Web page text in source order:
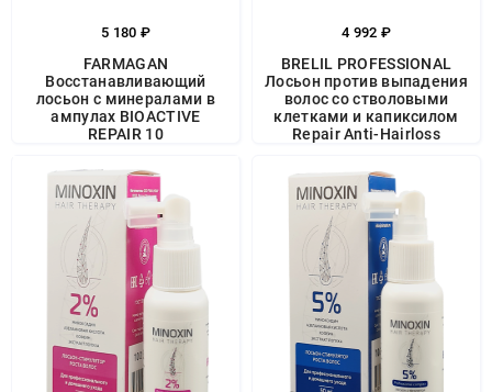
5 180 ₽
FARMAGAN
Восстанавливающий
лосьон с минералами в
ампулах BIOACTIVE
REPAIR 10
4 992 ₽
BRELIL PROFESSIONAL
Лосьон против выпадения
волос со стволовыми
клетками и капиксилом
Repair Anti-Hairloss